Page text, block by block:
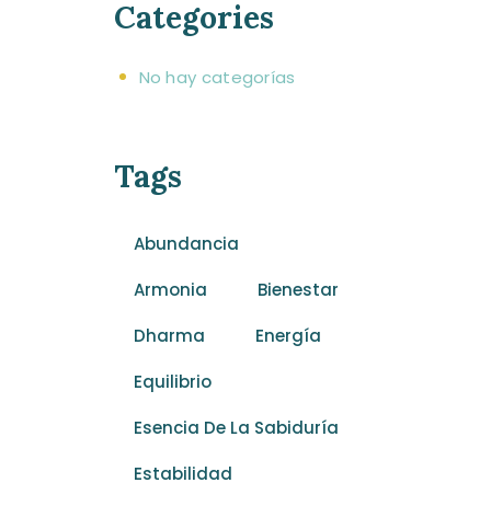
Categories
No hay categorías
Tags
Abundancia
Armonia
Bienestar
Dharma
Energía
Equilibrio
Esencia De La Sabiduría
Estabilidad